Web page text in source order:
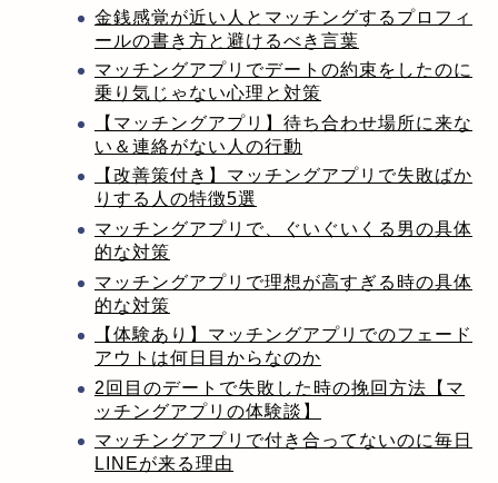
金銭感覚が近い人とマッチングするプロフィ
ールの書き方と避けるべき言葉
マッチングアプリでデートの約束をしたのに
乗り気じゃない心理と対策
【マッチングアプリ】待ち合わせ場所に来な
い＆連絡がない人の行動
【改善策付き】マッチングアプリで失敗ばか
りする人の特徴5選
マッチングアプリで、ぐいぐいくる男の具体
的な対策
マッチングアプリで理想が高すぎる時の具体
的な対策
【体験あり】マッチングアプリでのフェード
アウトは何日目からなのか
2回目のデートで失敗した時の挽回方法【マ
ッチングアプリの体験談】
マッチングアプリで付き合ってないのに毎日
LINEが来る理由